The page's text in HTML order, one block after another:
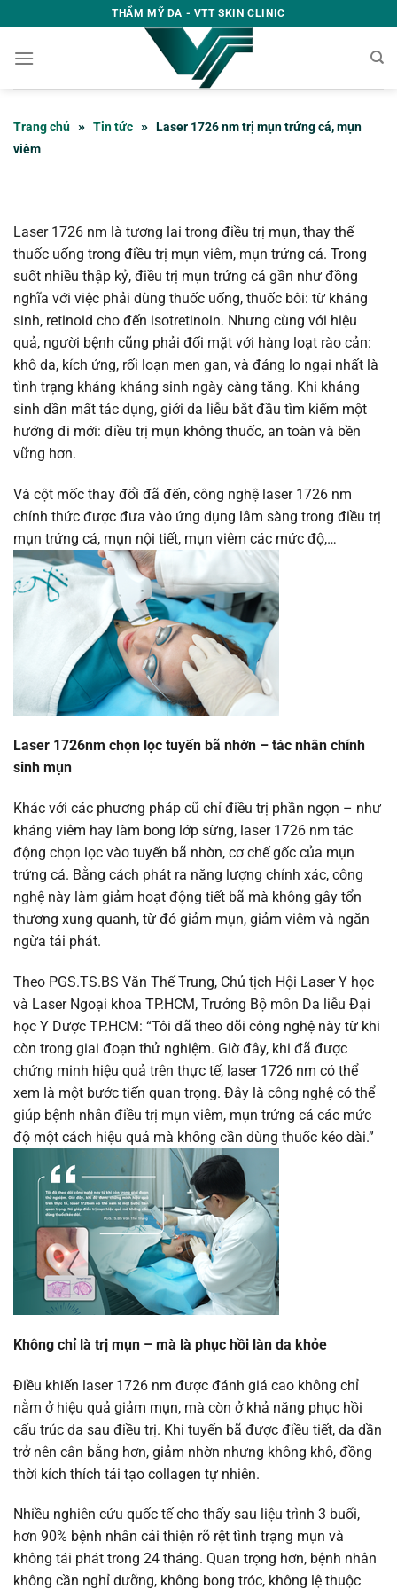
qua
nội
THẨM MỸ DA - VTT SKIN CLINIC
Trang chủ » Tin tức » Laser 1726 nm trị mụn trứng cá, mụn
viêm
Laser 1726 nm là tương lai trong điều trị mụn, thay thế
thuốc uống trong điều trị mụn viêm, mụn trứng cá. Trong
suốt nhiều thập kỷ, điều trị mụn trứng cá gần như đồng
nghĩa với việc phải dùng thuốc uống, thuốc bôi: từ kháng
sinh, retinoid cho đến isotretinoin. Nhưng cùng với hiệu
quả, người bệnh cũng phải đối mặt với hàng loạt rào cản:
khô da, kích ứng, rối loạn men gan, và đáng lo ngại nhất là
tình trạng kháng kháng sinh ngày càng tăng. Khi kháng
sinh dần mất tác dụng, giới da liễu bắt đầu tìm kiếm một
hướng đi mới: điều trị mụn không thuốc, an toàn và bền
vững hơn.
Và cột mốc thay đổi đã đến, công nghệ laser 1726 nm
chính thức được đưa vào ứng dụng lâm sàng trong điều trị
mụn trứng cá, mụn nội tiết, mụn viêm các mức độ,…
Laser 1726nm chọn lọc tuyến bã nhờn – tác nhân chính
sinh mụn
Khác với các phương pháp cũ chỉ điều trị phần ngọn – như
kháng viêm hay làm bong lớp sừng, laser 1726 nm tác
động chọn lọc vào tuyến bã nhờn, cơ chế gốc của mụn
trứng cá. Bằng cách phát ra năng lượng chính xác, công
nghệ này làm giảm hoạt động tiết bã mà không gây tổn
thương xung quanh, từ đó giảm mụn, giảm viêm và ngăn
ngừa tái phát.
Theo PGS.TS.BS Văn Thế Trung, Chủ tịch Hội Laser Y học
và Laser Ngoại khoa TP.HCM, Trưởng Bộ môn Da liễu Đại
học Y Dược TP.HCM: “Tôi đã theo dõi công nghệ này từ khi
còn trong giai đoạn thử nghiệm. Giờ đây, khi đã được
chứng minh hiệu quả trên thực tế, laser 1726 nm có thể
xem là một bước tiến quan trọng. Đây là công nghệ có thể
giúp bệnh nhân điều trị mụn viêm, mụn trứng cá các mức
độ một cách hiệu quả mà không cần dùng thuốc kéo dài.”
Không chỉ là trị mụn – mà là phục hồi làn da khỏe
Điều khiến laser 1726 nm được đánh giá cao không chỉ
nằm ở hiệu quả giảm mụn, mà còn ở khả năng phục hồi
cấu trúc da sau điều trị. Khi tuyến bã được điều tiết, da dần
trở nên cân bằng hơn, giảm nhờn nhưng không khô, đồng
thời kích thích tái tạo collagen tự nhiên.
Nhiều nghiên cứu quốc tế cho thấy sau liệu trình 3 buổi,
hơn 90% bệnh nhân cải thiện rõ rệt tình trạng mụn và
không tái phát trong 24 tháng. Quan trọng hơn, bệnh nhân
không cần nghỉ dưỡng, không bong tróc, không lệ thuộc